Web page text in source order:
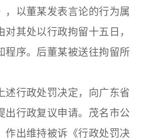
，以董某发表言论的行为属
其处以行政拘留十五日，
程序。后董某被送往拘留所
行政处罚决定，向广东省
出行政复议申请。茂名市公
作出维持被诉《行政处罚决